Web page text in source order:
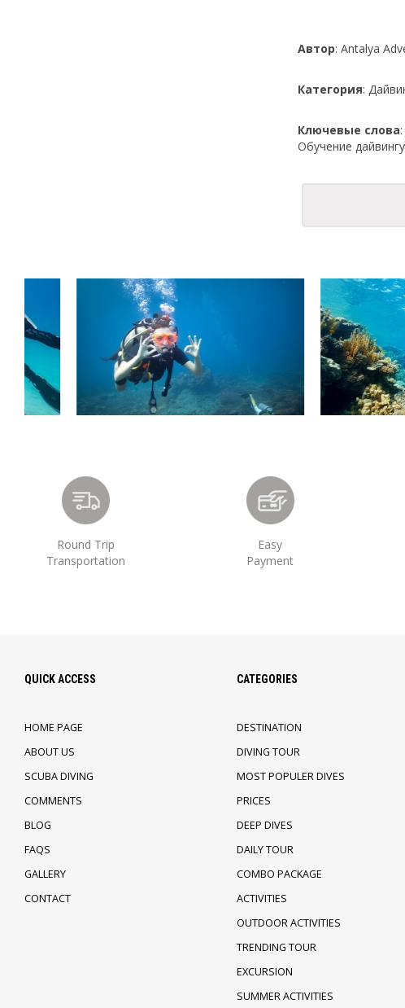
Автор: Antalya
Категория:
Ключевые слова
Обучение
Round Trip
Transportation
Easy
Payment
QUICK ACCESS
HOME PAGE
ABOUT US
SCUBA DIVING
COMMENTS
BLOG
FAQS
GALLERY
CONTACT
CATEGORIES
DESTINATION
DIVING TOUR
MOST POPULER DIVES
PRICES
DEEP DIVES
DAILY TOUR
COMBO PACKAGE
ACTIVITIES
OUTDOOR ACTIVITIES
TRENDING TOUR
EXCURSION
SUMMER ACTIVITIES